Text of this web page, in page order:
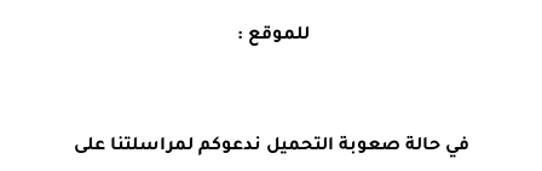
للموقع :
في حالة صعوبة التحميل ندعوكم لمراسلتنا على